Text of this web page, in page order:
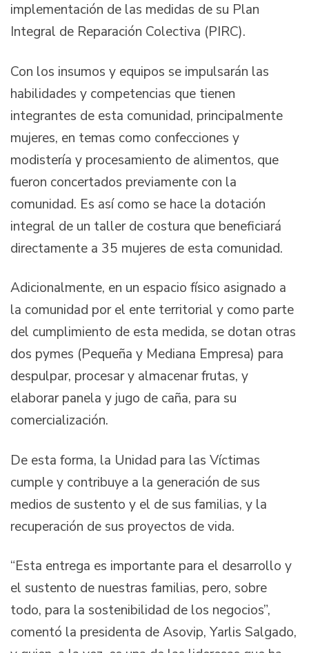
implementación de las medidas de su Plan
Integral de Reparación Colectiva (PIRC).
Con los insumos y equipos se impulsarán las
habilidades y competencias que tienen
integrantes de esta comunidad, principalmente
mujeres, en temas como confecciones y
modistería y procesamiento de alimentos, que
fueron concertados previamente con la
comunidad. Es así como se hace la dotación
integral de un taller de costura que beneficiará
directamente a 35 mujeres de esta comunidad.
Adicionalmente, en un espacio físico asignado a
la comunidad por el ente territorial y como parte
del cumplimiento de esta medida, se dotan otras
dos pymes (Pequeña y Mediana Empresa) para
despulpar, procesar y almacenar frutas, y
elaborar panela y jugo de caña, para su
comercialización.
De esta forma, la Unidad para las Víctimas
cumple y contribuye a la generación de sus
medios de sustento y el de sus familias, y la
recuperación de sus proyectos de vida.
“Esta entrega es importante para el desarrollo y
el sustento de nuestras familias, pero, sobre
todo, para la sostenibilidad de los negocios”,
comentó la presidenta de Asovip, Yarlis Salgado,